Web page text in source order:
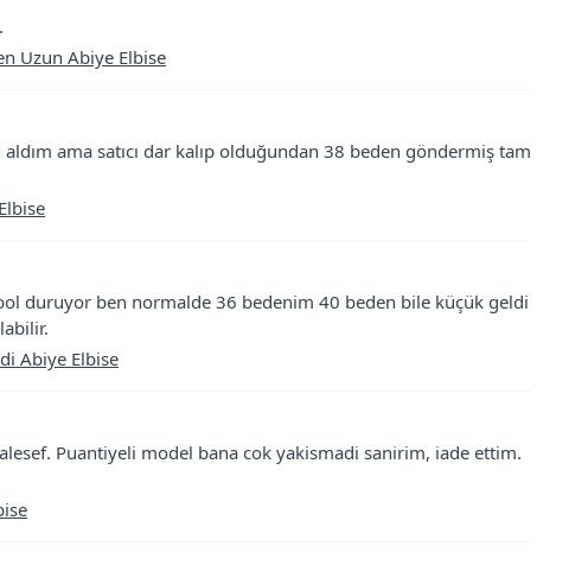
Uzun Abiye Elbise
ama satıcı dar kalıp olduğundan 38 beden göndermiş tam
duruyor ben normalde 36 bedenim 40 beden bile küçük geldi
Abiye Elbise
Puantiyeli model bana cok yakismadi sanirim, iade ettim.